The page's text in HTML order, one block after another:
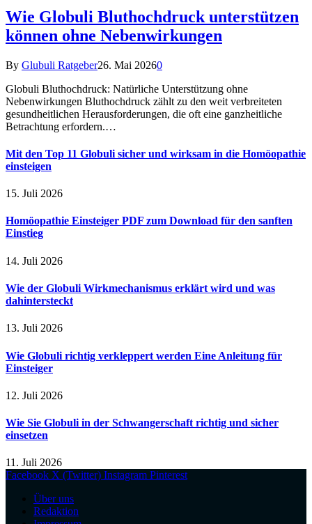
Wie Globuli Bluthochdruck unterstützen
können ohne Nebenwirkungen
By Glubuli Ratgeber26. Mai 20260
Globuli Bluthochdruck: Natürliche Unterstützung ohne
Nebenwirkungen Bluthochdruck zählt zu den weit verbreiteten
gesundheitlichen Herausforderungen, die oft eine ganzheitliche
Betrachtung erfordern.…
Mit den Top 11 Globuli sicher und wirksam in die Homöopathie
einsteigen
15. Juli 2026
Homöopathie Einsteiger PDF zum Download für den sanften
Einstieg
14. Juli 2026
Wie der Globuli Wirkmechanismus erklärt wird und was
dahintersteckt
13. Juli 2026
Wie Globuli richtig verkleppert werden Eine Anleitung für
Einsteiger
12. Juli 2026
Wie Sie Globuli in der Schwangerschaft richtig und sicher
einsetzen
11. Juli 2026
Facebook X (Twitter) Instagram Pinterest
Über uns
Redaktion